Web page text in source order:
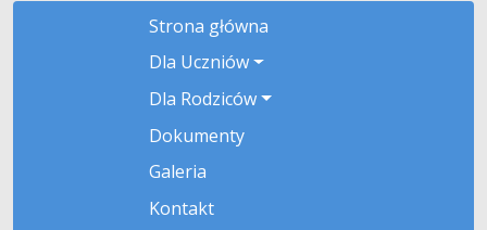
Strona główna
Dla Uczniów
Dla Rodziców
Dokumenty
Galeria
Kontakt